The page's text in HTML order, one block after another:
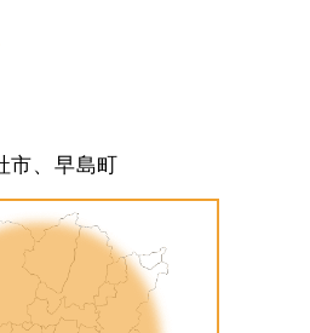
、早島町